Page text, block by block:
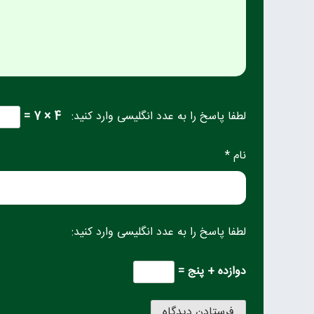
لطفا پاسخ را به عدد انگلیسی وارد کنید: 4 × 7 =
نام *
لطفا پاسخ را به عدد انگلیسی وارد کنید:
دوازده + پنج =